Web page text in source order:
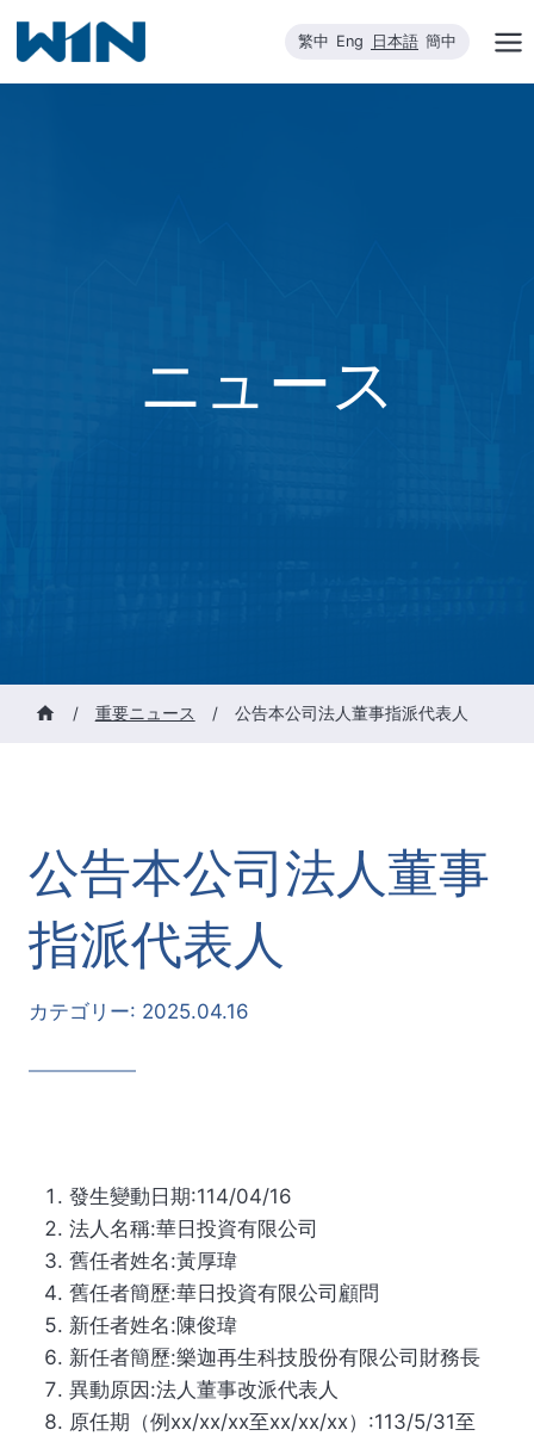
を
繁中 Eng 日本語 簡中
ニュース
/ 重要ニュース / 公告本公司法人董事指派代表人
公告本公司法人董事
指派代表人
カテゴリー: 2025.04.16
發生變動日期:114/04/16
法人名稱:華日投資有限公司
舊任者姓名:黃厚瑋
舊任者簡歷:華日投資有限公司顧問
新任者姓名:陳俊瑋
新任者簡歷:樂迦再生科技股份有限公司財務長
異動原因:法人董事改派代表人
原任期（例xx/xx/xx至xx/xx/xx）:113/5/31至